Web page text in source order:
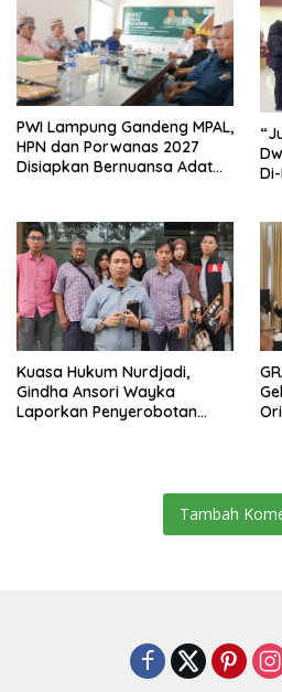
PWI Lampung Gandeng MPAL,
HPN dan Porwanas 2027
Disiapkan Bernuansa Adat
Kuasa Hukum Nurdjadi,
Gindha Ansori Wayka
Laporkan Penyerobotan
Tambah